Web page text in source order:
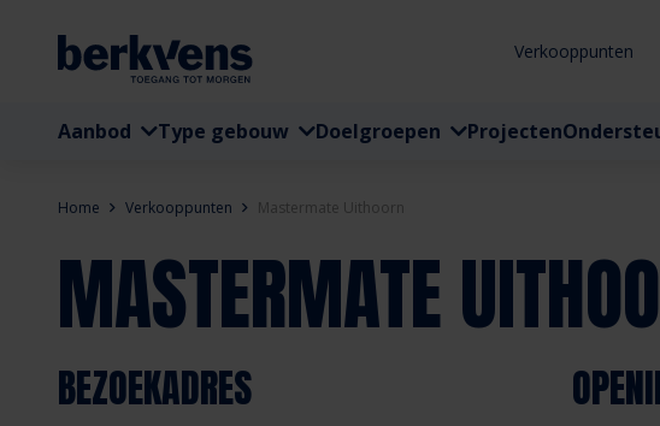
Verkooppunten
Aanbod Type gebouw Doelgroepen Projecten
Home Verkooppunten Mastermate Uithoorn
MASTERMATE
BEZOEKADRES